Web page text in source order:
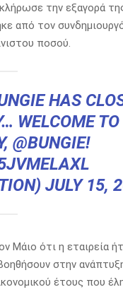
την εξαγορά
από τον
ποσού.
HAS
WELCOME
@BUNGIE!
JULY 15,
Μάιο ότι η εταιρεία
στην
έτους που